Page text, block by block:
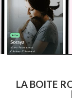
LA BOITE